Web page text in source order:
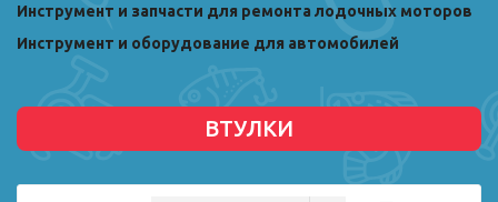
Инструмент и запчасти для ремонта лодочных моторов
Инструмент и оборудование для автомобилей
ВТУЛКИ